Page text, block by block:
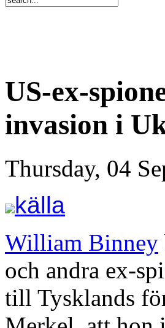
US-ex-
invasion i
Thursday, 04
källa
William Binney
och andra ex-
till Tysklands